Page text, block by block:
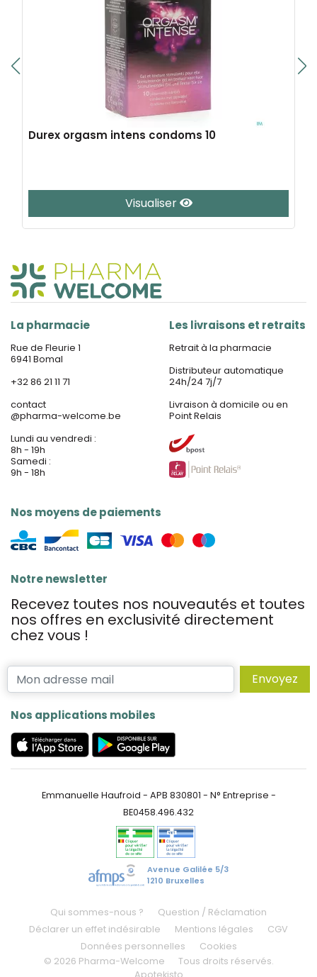
Durex orgasm intens condoms 10
Visualiser
La pharmacie
Rue de Fleurie 1
6941 Bomal
+32 86 21 11 71
contact
@pharma-welcome.be
Lundi au vendredi :
8h - 19h
Samedi :
9h - 18h
Nos moyens de paiements
Les livraisons et retraits
Retrait à la pharmacie
Distributeur automatique
24h/24 7j/7
Livraison à domicile ou en
Point Relais
Notre newsletter
Recevez toutes nos nouveautés et toutes
nos offres en exclusivité directement
chez vous !
Envoyez
Nos applications mobiles
Emmanuelle Haufroid - APB 830801 - N° Entreprise -
BE0458.496.432
Avenue Galilée 5/3
1210 Bruxelles
Qui sommes-nous ?
Question / Réclamation
Déclarer un effet indésirable
Mentions légales
CGV
Données personnelles
Cookies
© 2026 Pharma-Welcome
Tous droits réservés.
Apotekisto